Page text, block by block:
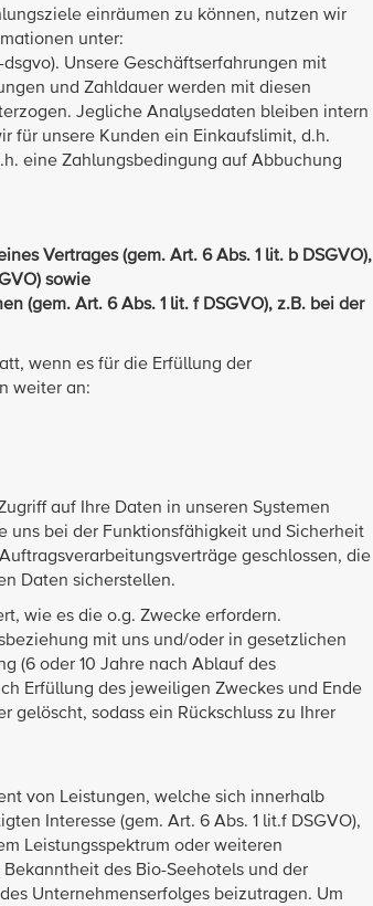
einräumen zu können, nutzen wir
unter:
Unsere Geschäftserfahrungen mit
und Zahldauer werden mit diesen
Jegliche Analysedaten bleiben intern
für unsere Kunden ein Einkaufslimit, d.h.
eine Zahlungsbedingung auf Abbuchung
Vertrages (gem. Art. 6 Abs. 1 lit. b DSGVO),
sowie
(gem. Art. 6 Abs. 1 lit. f DSGVO), z.B. bei der
wenn es für die Erfüllung der
weiter an:
auf Ihre Daten in unseren Systemen
uns bei der Funktionsfähigkeit und Sicherheit
geschlossen, die
Daten sicherstellen.
wie es die o.g. Zwecke erfordern.
mit uns und/oder in gesetzlichen
(6 oder 10 Jahre nach Ablauf des
Erfüllung des jeweiligen Zweckes und Ende
gelöscht, sodass ein Rückschluss zu Ihrer
von Leistungen, welche sich innerhalb
Interesse (gem. Art. 6 Abs. 1 lit.f DSGVO),
Leistungsspektrum oder weiteren
des Bio-Seehotels und der
Unternehmenserfolges beizutragen. Um